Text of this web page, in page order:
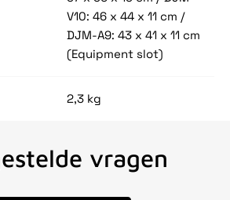
V10: 46 x 44 x 11 cm /
DJM-A9: 43 x 41 x 11 cm
(Equipment slot)
2,3 kg
vragen